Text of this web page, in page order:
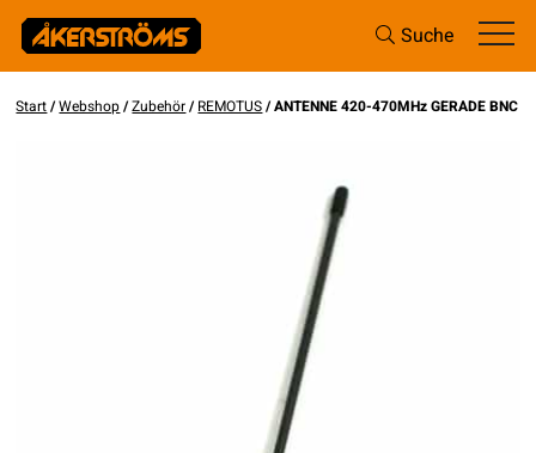
Suche
Start/Webshop/Zubehör/REMOTUS/ ANTENNE 420-470MHz GERADE BNC